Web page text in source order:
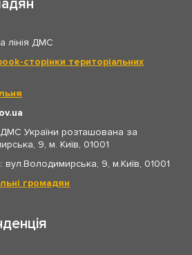
лінія ДМС
сторінки територіальних
України розташована за
9, м. Київ, 01001
вул.Володимирська, 9, м.Київ, 01001
громадян